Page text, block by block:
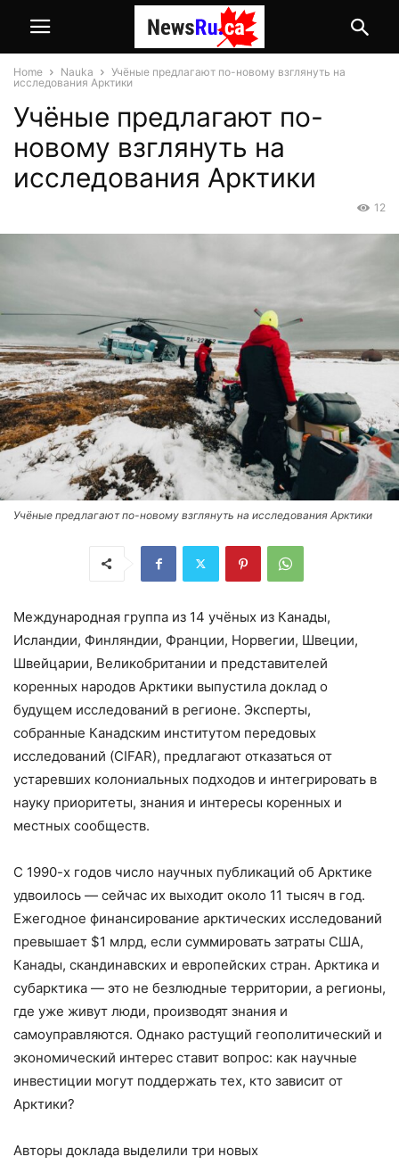
Home Nauka
Учёные предлагают по-новому взглянуть на
исследования Арктики
Учёные предлагают по-
новому взглянуть на
исследования Арктики
12
Учёные предлагают по-новому взглянуть на исследования Арктики
Международная группа из 14 учёных из Канады,
Исландии, Финляндии, Франции, Норвегии, Швеции,
Швейцарии, Великобритании и представителей
коренных народов Арктики выпустила доклад о
будущем исследований в регионе. Эксперты,
собранные Канадским институтом передовых
исследований (CIFAR), предлагают отказаться от
устаревших колониальных подходов и интегрировать в
науку приоритеты, знания и интересы коренных и
местных сообществ.
С 1990-х годов число научных публикаций об Арктике
удвоилось — сейчас их выходит около 11 тысяч в год.
Ежегодное финансирование арктических исследований
превышает $1 млрд, если суммировать затраты США,
Канады, скандинавских и европейских стран. Арктика и
субарктика — это не безлюдные территории, а регионы,
где уже живут люди, производят знания и
самоуправляются. Однако растущий геополитический и
экономический интерес ставит вопрос: как научные
инвестиции могут поддержать тех, кто зависит от
Арктики?
Авторы доклада выделили три новых